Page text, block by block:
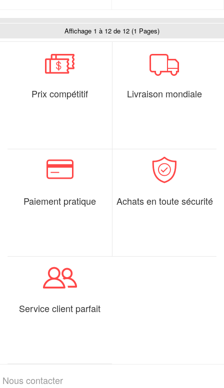
Affichage 1 à 12 de 12 (1 Pages)
Prix compétitif Livraison mondiale
Paiement pratique Achats en toute sécurité
Service client parfait
Nous contacter